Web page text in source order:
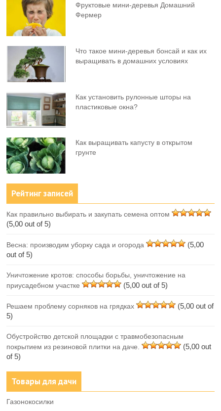
Фруктовыe мини-деревья Домашний
Фермер
Что такое мини-деревья бонсай и как их
выращивать в домашних условиях
Как установить рулонные шторы на
пластиковые окна?
Как выращивать капусту в открытом
грунте
Рейтинг записей
Как правильно выбирать и закупать семена оптом
(5,00 out of 5)
Весна: производим уборку сада и огорода
(5,00
out of 5)
Уничтожение кротов: способы борьбы, уничтожение на
приусадебном участке
(5,00 out of 5)
Решаем проблему сорняков на грядках
(5,00 out of
5)
Обустройство детской площадки с травмобезопасным
покрытием из резиновой плитки на даче.
(5,00 out
of 5)
Товары для дачи
Газонокосилки